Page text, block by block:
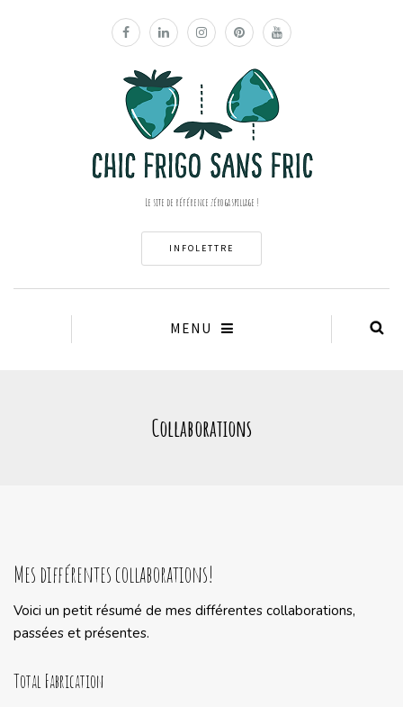
Le site de référence zéro gaspillage !
INFOLETTRE
MENU
Collaborations
Mes différentes collaborations!
Voici un petit résumé de mes différentes collaborations,
passées et présentes.
Total Fabrication